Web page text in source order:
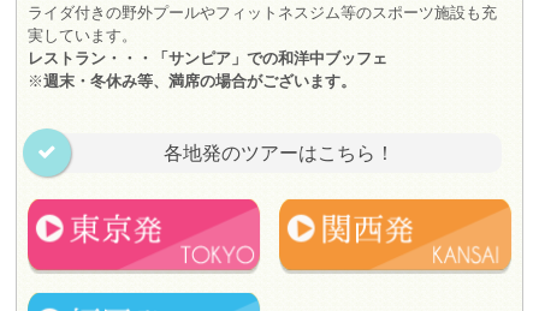
ライダ付きの野外プールやフィットネスジム等のスポーツ施設も充
実しています。
レストラン・・・「サンピア」での和洋中ブッフェ
※週末・冬休み等、満席の場合がございます。
各地発のツアーはこちら！